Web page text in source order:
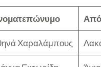
Από
Χαραλάμπους